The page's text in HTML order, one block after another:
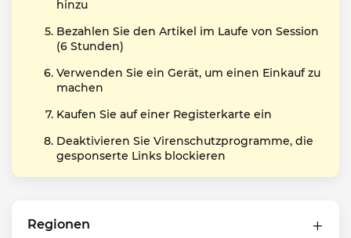
hinzu
Bezahlen Sie den Artikel im Laufe von Session
(6 Stunden)
Verwenden Sie ein Gerät, um einen Einkauf zu
machen
Kaufen Sie auf einer Registerkarte ein
Deaktivieren Sie Virenschutzprogramme, die
gesponserte Links blockieren
Regionen